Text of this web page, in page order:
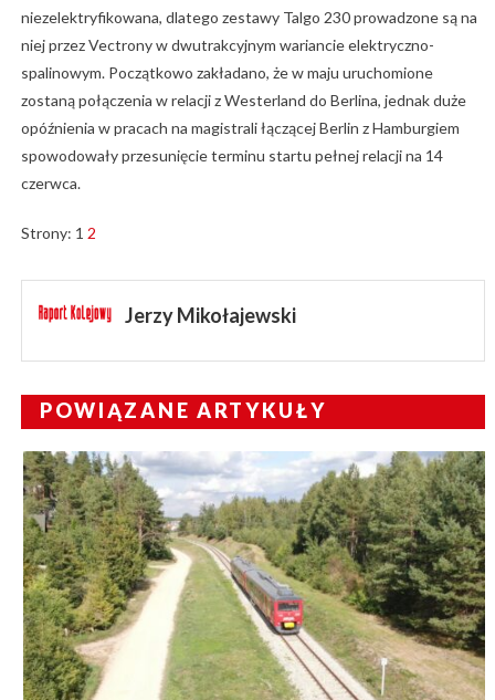
niezelektryfikowana, dlatego zestawy Talgo 230 prowadzone są na
niej przez Vectrony w dwutrakcyjnym wariancie elektryczno-
spalinowym. Początkowo zakładano, że w maju uruchomione
zostaną połączenia w relacji z Westerland do Berlina, jednak duże
opóźnienia w pracach na magistrali łączącej Berlin z Hamburgiem
spowodowały przesunięcie terminu startu pełnej relacji na 14
czerwca.
Strony: 1 2
Jerzy Mikołajewski
POWIĄZANE ARTYKUŁY